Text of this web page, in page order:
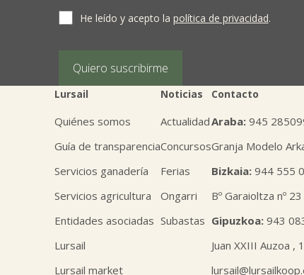
supresión, limitación del tratamiento, oposición o derecho a
personales, escribiéndonos a la dirección de nuestras oficinas,
He leído y acepto la política de privacidad.
Quiero suscribirme
Lursail
Quiénes somos
Guía de transparencia
Servicios ganadería
Servicios agricultura
Entidades asociadas
Lursail
Lursail market
Noticias
Actualidad
Concursos
Ferias
Ongarri
Subastas
Contacto
Araba: 945
Granja Modelo
Bizkaia: 944 555
Bº Garaioltza nº
Gipuzkoa: 943
Juan XXIII Auzoa